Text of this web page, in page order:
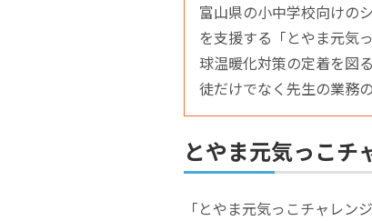
富山県の小中学校向けの
を支援する「とやま元気
球温暖化対策の定着を図
徒だけでなく先生の業務
とやま元気っこチ
「とやま元気っこチャレン